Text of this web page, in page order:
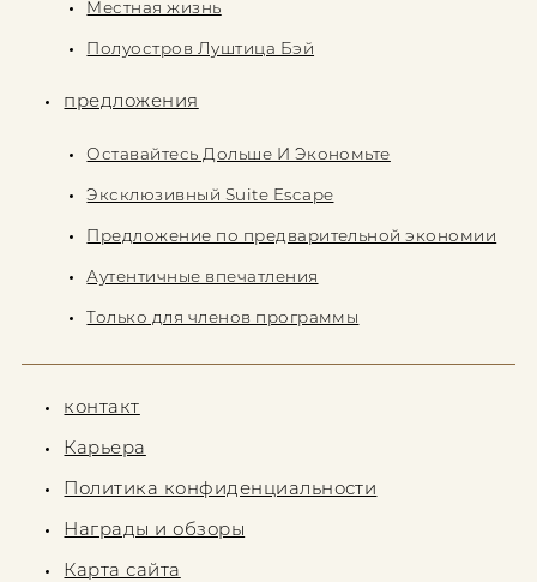
Местная жизнь
Полуостров Луштица Бэй
предложения
Оставайтесь Дольше И Экономьте
Эксклюзивный Suite Escape
Предложение по предварительной экономии
Аутентичные впечатления
Только для членов программы
контакт
Карьера
Политика конфиденциальности
Награды и обзоры
Карта сайта